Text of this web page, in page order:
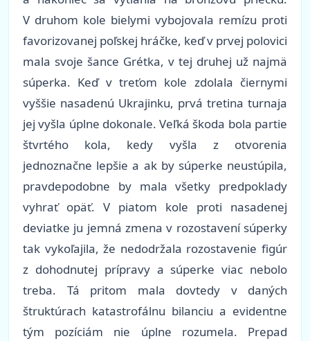
V druhom kole bielymi vybojovala remízu proti
favorizovanej poľskej hráčke, keď v prvej polovici
mala svoje šance Grétka, v tej druhej už najmä
súperka. Keď v treťom kole zdolala čiernymi
vyššie nasadenú Ukrajinku, prvá tretina turnaja
jej vyšla úplne dokonale. Veľká škoda bola partie
štvrtého kola, kedy vyšla z otvorenia
jednoznačne lepšie a ak by súperke neustúpila,
pravdepodobne by mala všetky predpoklady
vyhrať opäť. V piatom kole proti nasadenej
deviatke ju jemná zmena v rozostavení súperky
tak vykoľajila, že nedodržala rozostavenie figúr
z dohodnutej prípravy a súperke viac nebolo
treba. Tá pritom mala dovtedy v daných
štruktúrach katastrofálnu bilanciu a evidentne
tým pozíciám nie úplne rozumela. Prepad